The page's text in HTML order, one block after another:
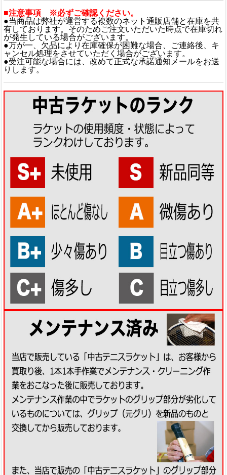
■注意事項 ※必ずご確認ください。
●当商品は弊社が運営する複数のネット通販店舗と在庫を共
有しております。そのためご注文いただいた時点で在庫切れ
が発生している場合がございます。
●万が一、欠品により在庫確保が困難な場合、ご連絡後、キ
ャンセル処理をさせていただく場合がございます。
●受注可能な場合には、改めて正式な承諾通知メールをお送
りします。